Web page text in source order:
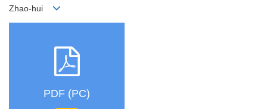
Zhao-hui
PDF (PC)